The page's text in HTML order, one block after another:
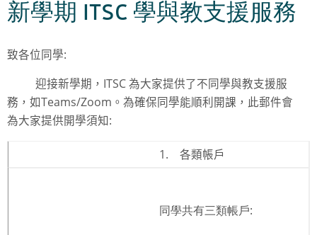
User Services
Student Services
Department Services
Consulting Service
Event IT/AV Service
新學期 ITSC 學與教支援服務
致各位同學:
迎接新學期 ， ITSC為大家提供了不同學與教支援服
務 ，如Teams/Zoom 。為確保同學能順利開課， 此郵件會
為大家提供開學須知:
1. 各類帳戶
同學共有三類帳戶: